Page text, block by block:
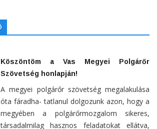
Köszöntöm a Vas Megyei Polgárőr
Szövetség honlapján!
A megyei polgárőr szövetség megalakulása
óta fáradha- tatlanul dolgozunk azon, hogy a
megyében a polgárőrmozgalom sikeres,
társadalmilag hasznos feladatokat ellátva,